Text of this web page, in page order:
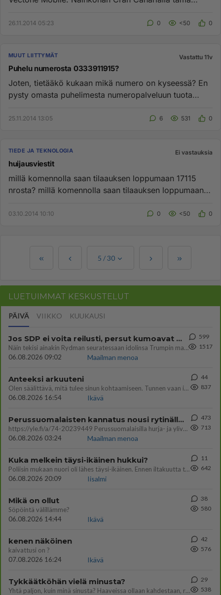
26.11.2014 05:23 0 <50 0
MUUT LIITTYMÄT Vastattu 11v
Puhelu numerosta 0333911915?
Joten, tietääkö kukaan mikä numero on kyseessä? En
pysty omasta puhelimesta numeropalveluun tuota
25.11.2014 13:05 6 531 0
TIEDE JA TEKNOLOGIA Ei vastauksia
huijausviestit
millä komennolla saan tilaauksen loppumaan 17115
nrosta? millä komennolla saan tilaauksen loppumaan
03.10.2014 10:10 0 <50 0
5 /30
LUETUIMMAT KESKUSTELUT
PÄIVÄ VIIKKO KUUKAUSI
Jos SDP ei voita reilusti, persut kumoavat demokratian Suomesta
Näin tekisi ainakin Rydman seuratessaan idolinsa Trumpin mallia https://www.is.fi/politiikka/art-2000012187244.html
06.08.2026 09:02
Maailman menoa
599
1517
Anteeksi arkuuteni
Olen säälittävä, mitä tulee sinun kohtaamiseen. Tunnen vaan itseni todella epävarmaksi sun kanssa. Jos minun olisi pitän
06.08.2026 16:54
Ikävä
44
837
Perussuomalaisten kannatus nousi rytinällä Ylen tänään julkaisemassa tuoreimmassa gallup-kyselyssä.
https://yle.fi/a/74-20239449 Perussuomalaisilla hurja- ja ylivoimaisesti suurin nousu tässä uudessa Ylen gallupissa. Kyl
06.08.2026 03:24
Maailman menoa
473
713
Kuka melkein täysi-ikäinen hukkui?
Poliisin mukaan nuori oli lähes täysi-ikäinen. Ennen iltakuutta tulleen ilmoituksen mukaan ihminen oli joutunut mahdoll
06.08.2026 20:09
Iisalmi
11
642
Mikä on ollut
Söpöintä välillämme?
06.08.2026 14:44
Ikävä
38
580
kenen näköinen
kaivattusi on ?
07.08.2026 16:24
Ikävä
42
576
Tykkäätköhän vielä minusta?
Yhtä paljon, kuin minä sinusta? Haaveissa ollaan kahdestaan, rauhassa ja lähennytään fyysisesti ja tutustutaan syvemmin
29
538